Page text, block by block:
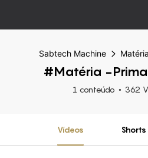
Sabtech Machine
#Matéria -prima
1 conteúdo 362
Vídeos Shorts